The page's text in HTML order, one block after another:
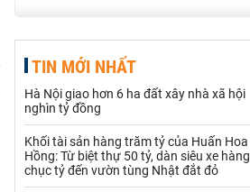
Hạt điều
Khí đốt
Kim loại khác Mắc ca
Muối
TIN MỚI NHẤT
Hà Nội giao hơn 6 ha đất xây nhà xã hội
nghìn tỷ đồng
Khối tài sản hàng trăm tỷ của Huấn Hoa
Hồng: Từ biệt thự 50 tỷ, dàn siêu xe hàng
chục tỷ đến vườn tùng Nhật đắt đỏ